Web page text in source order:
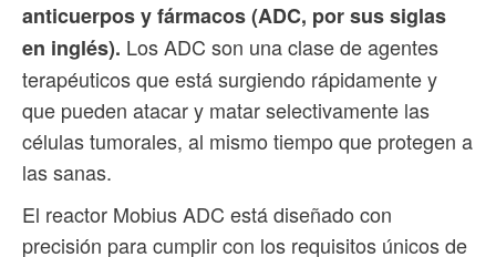
anticuerpos y fármacos (ADC, por sus siglas
en inglés). Los ADC son una clase de agentes
terapéuticos que está surgiendo rápidamente y
que pueden atacar y matar selectivamente las
células tumorales, al mismo tiempo que protegen a
las sanas.
El reactor Mobius ADC está diseñado con
precisión para cumplir con los requisitos únicos de